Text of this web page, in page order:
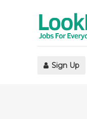
Sign Up